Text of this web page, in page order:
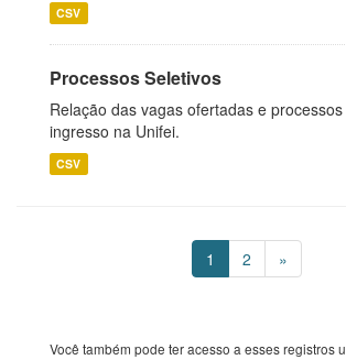
CSV
Processos Seletivos
Relação das vagas ofertadas e
ingresso na Unifei.
CSV
1 2 »
Você também pode ter acesso a esses registros